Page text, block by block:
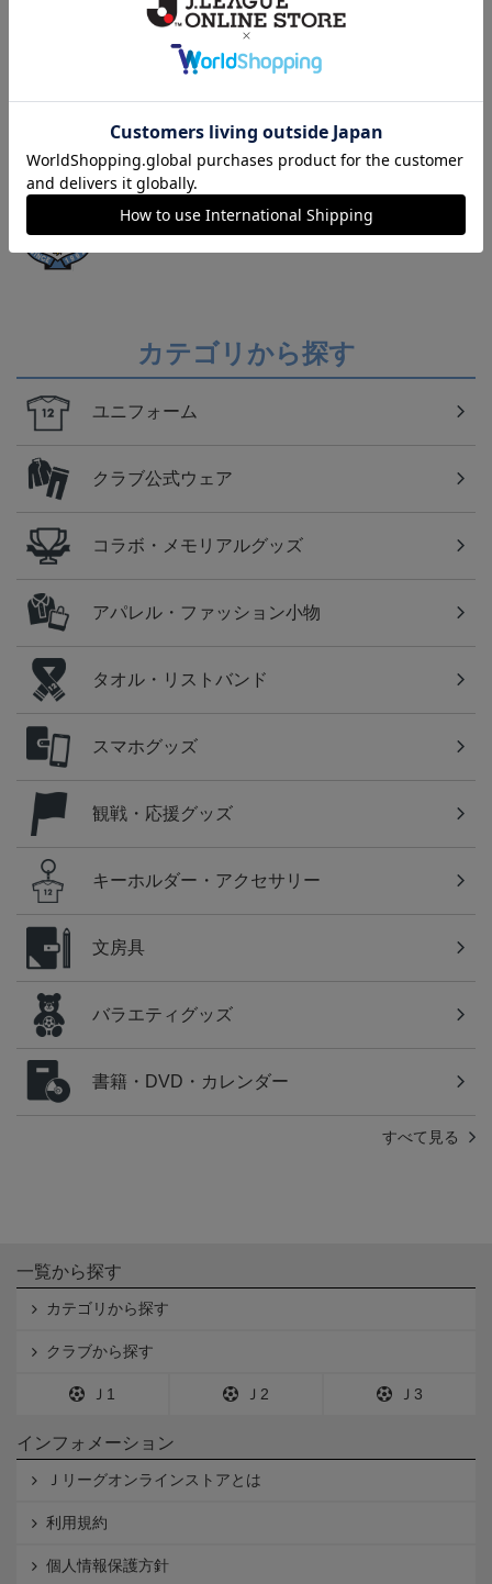
お気に入りの小物でいつもチームを近くで感じてい
たいファン必見アイテム！
磐田
ジュビロ磐田のすべてのグッズをチェックしたい方
カテゴリから探す
ユニフォーム
クラブ公式ウェア
コラボ・メモリアルグッズ
アパレル・ファッション小物
タオル・リストバンド
スマホグッズ
観戦・応援グッズ
キーホルダー・アクセサリー
文房具
バラエティグッズ
書籍・DVD・カレンダー
すべて見る
一覧から探す
カテゴリから探す
クラブから探す
Ｊ1 Ｊ2 Ｊ3
インフォメーション
Ｊリーグオンラインストアとは
利用規約
個人情報保護方針